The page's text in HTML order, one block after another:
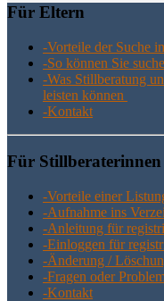
Für Eltern
-Vor­tei­le der Suche
-So kön­nen Sie
-Was Still­be­ra­tung
leis­ten können
-Kon­takt
Für Still­be­ra­te­rin­nen
-Vor­tei­le einer
-Auf­nah­me ins
-Anlei­tung für
-Ein­log­gen für
-Ände­rung /
-Fra­gen oder
-Kon­takt